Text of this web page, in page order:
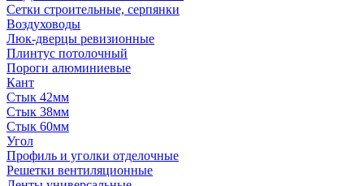
Сетки строительные, серпянки
Воздуховоды
Люк-дверцы ревизионные
Плинтус потолочный
Пороги алюминиевые
Кант
Стык 42мм
Стык 38мм
Стык 60мм
Угол
Профиль и уголки отделочные
Решетки вентиляционные